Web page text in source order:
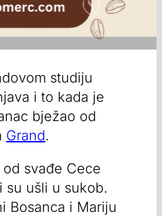
studiju
i to kada je
bježao od
Grand.
svađe Cece
su ušli u sukob.
Bosanca i Mariju